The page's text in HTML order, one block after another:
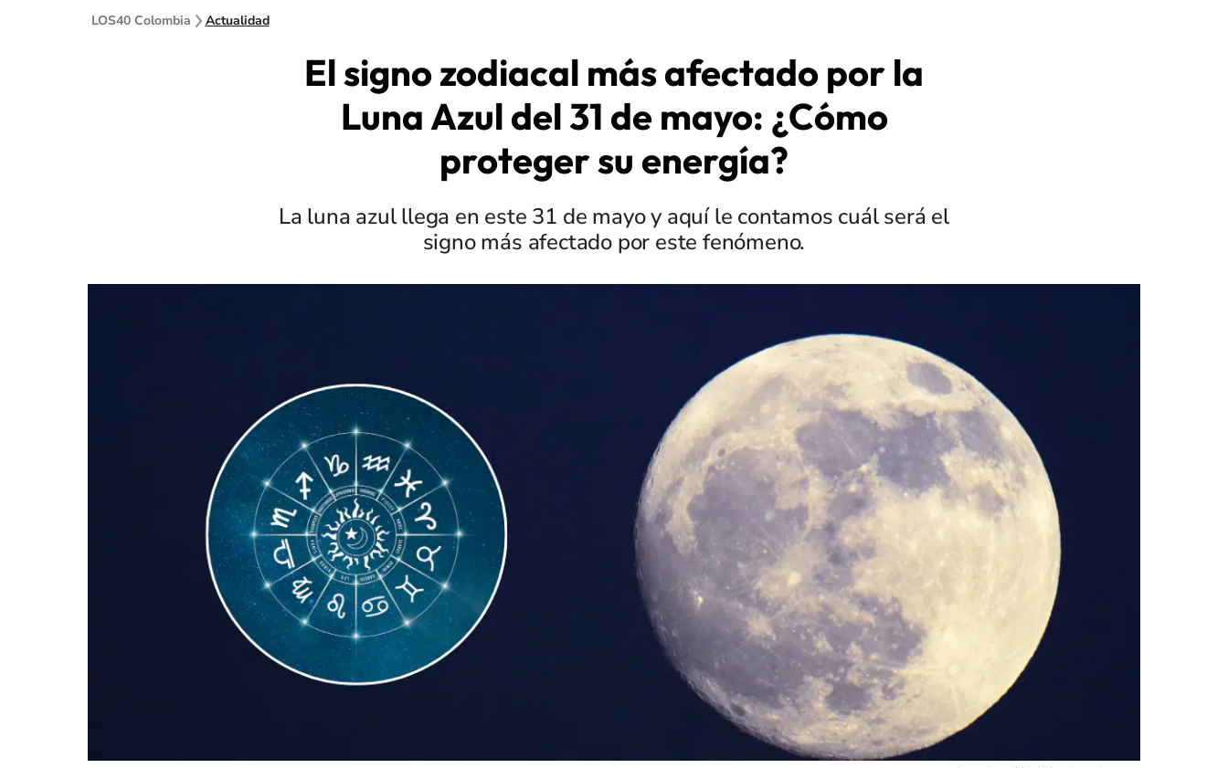
LOS40 Colombia Actualidad
El signo zodiacal más afectado por la
Luna Azul del 31 de mayo: ¿Cómo
proteger su energía?
La luna azul llega en este 31 de mayo y aquí le contamos cuál será el
signo más afectado por este fenómeno.